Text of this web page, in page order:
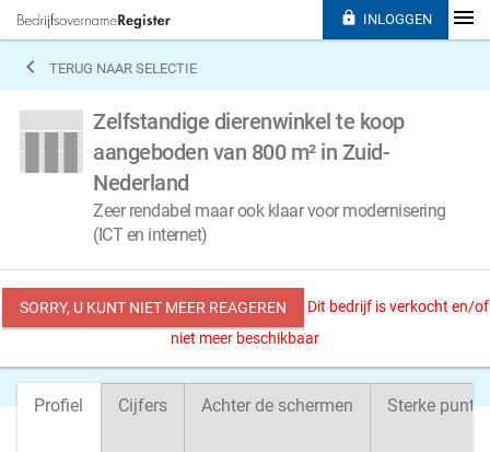
 TERUG NAAR SELECTIE
Zelfstandige dierenwinkel te koop
aangeboden van 800 m² in Zuid-
Nederland
Zeer rendabel maar ook klaar voor modernisering
(ICT en internet)
SORRY, U KUNT NIET MEER REAGEREN
Dit bedrijf is verkocht en/of
niet meer beschikbaar
Profiel Cijfers Achter de schermen Sterke
 INLOGGEN